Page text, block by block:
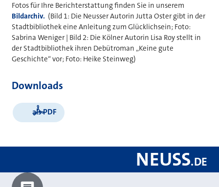
Fotos für Ihre Berichterstattung finden Sie in unserem
Bildarchiv. (Bild 1: Die Neusser Autorin Jutta Oster gibt in der
Stadtbibliothek eine Anleitung zum Glücklichsein; Foto:
Sabrina Weniger | Bild 2: Die Kölner Autorin Lisa Roy stellt in
der Stadtbibliothek ihren Debütroman „Keine gute
Geschichte“ vor; Foto: Heike Steinweg)
Downloads
als PDF
NEUSS.DE